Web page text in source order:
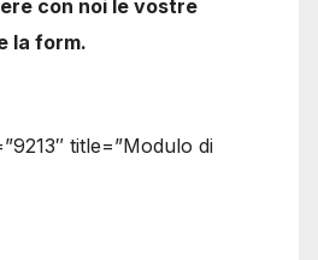
con noi le vostre
la form.
title=”Modulo di